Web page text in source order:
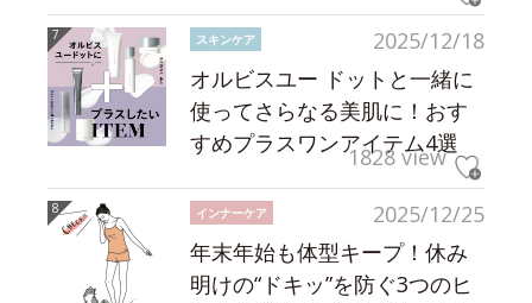
2025/12/18
スキンケア
オルビスユー ドットと一緒に
使ってさらなる美肌に！おす
すめプラスワンアイテム4選
1828 view
2025/12/25
インナーケア
年末年始も体型キープ！休み
明けの“ドキッ”を防ぐ3つのヒ